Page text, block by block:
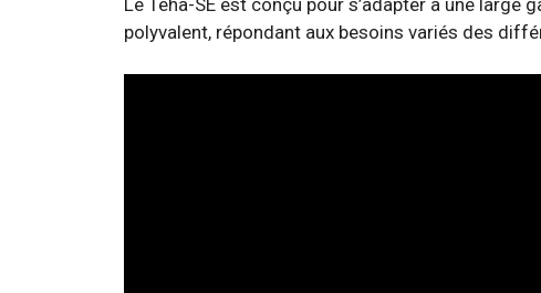
polyvalent, répondant aux besoins variés des